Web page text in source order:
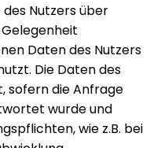
Nutzers über
Daten des Nutzers
Die Daten des
sofern die Anfrage
wurde und
wie z.B. bei